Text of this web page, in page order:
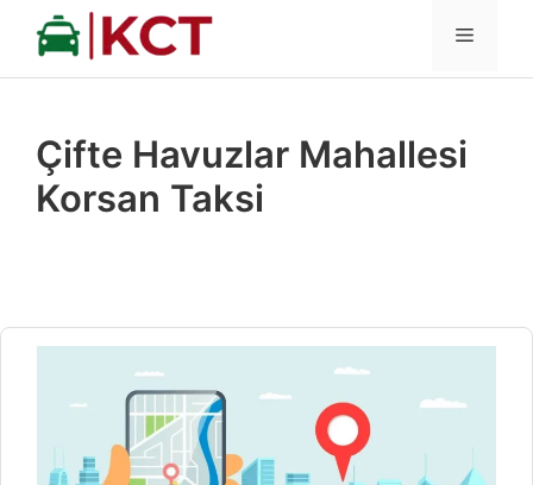
İçeriğe
MENÜ
Çifte Havuzlar Mahallesi
Korsan Taksi